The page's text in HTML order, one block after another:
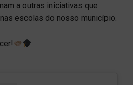
a outras iniciativas que
escolas do nosso município.